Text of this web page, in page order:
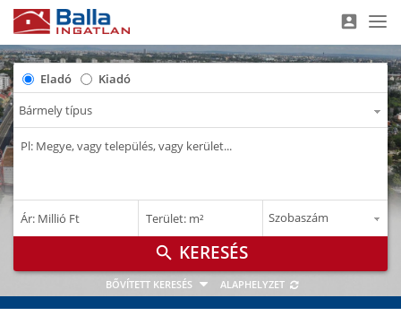
account_box
Eladó Kiadó
–
Ár: Millió Ft –
Terület: m²
search
BŐVÍTETT KERESÉS ALAPHELYZET